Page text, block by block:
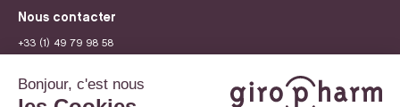
Nous contacter
+33 (1) 49 79 98 58
Recrutement